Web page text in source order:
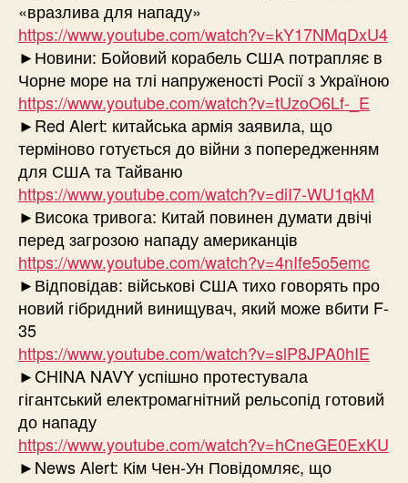
«вразлива для нападу»
https://www.youtube.com/watch?v=kY17NMqDxU4
►Новини: Бойовий корабель США потрапляє в
Чорне море на тлі напруженості Росії з Україною
https://www.youtube.com/watch?v=tUzoO6Lf-_E
►Red Alert: китайська армія заявила, що
терміново готується до війни з попередженням
для США та Тайваню
https://www.youtube.com/watch?v=diI7-WU1qkM
►Висока тривога: Китай повинен думати двічі
перед загрозою нападу американців
https://www.youtube.com/watch?v=4nIfe5o5emc
►Відповідав: військові США тихо говорять про
новий гібридний винищувач, який може вбити F-
35
https://www.youtube.com/watch?v=slP8JPA0hIE
►CHINA NAVY успішно протестувала
гігантський електромагнітний рельсопід готовий
до нападу
https://www.youtube.com/watch?v=hCneGE0ExKU
►News Alert: Кім Чен-Ун Повідомляє, що